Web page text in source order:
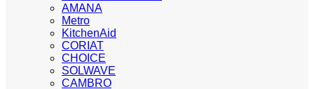
AMANA
Metro
KitchenAid
CORIAT
CHOICE
SOLWAVE
CAMBRO